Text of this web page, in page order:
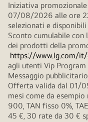
Iniziativa
07/08/2026 alle ore
selezionati e disponibili
Sconto cumulabile con
dei prodotti della
https://www.lg.com/
agli utenti Vip
Messaggio
Offerta valida dal 01/
mesi come da
900, TAN fisso 0%,
45 €, 30 rate da 30 €